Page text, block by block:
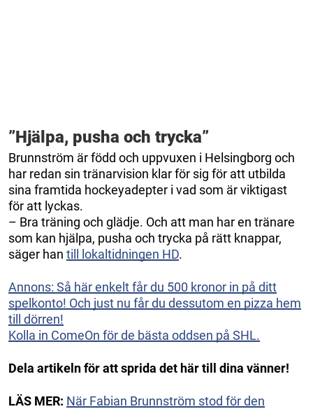
”Hjälpa, pusha och trycka”
Brunnström är född och uppvuxen i Helsingborg och
har redan sin tränarvision klar för sig för att utbilda
sina framtida hockeyadepter i vad som är viktigast
för att lyckas.
– Bra träning och glädje. Och att man har en tränare
som kan hjälpa, pusha och trycka på rätt knappar,
säger han till lokaltidningen HD.
Annons: Så här enkelt får du 500 kronor in på ditt
spelkonto! Och just nu får du dessutom en pizza hem
till dörren!
Kolla in ComeOn för de bästa oddsen på SHL.
Dela artikeln för att sprida det här till dina vänner!
LÄS MER: När Fabian Brunnström stod för den